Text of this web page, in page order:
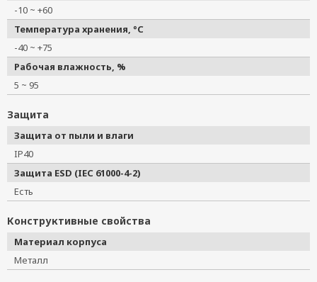
-10 ~ +60
Температура хранения, °C
-40 ~ +75
Рабочая влажность, %
5 ~ 95
Защита
Защита от пыли и влаги
IP40
Защита ESD (IEC 61000-4-2)
Есть
Конструктивные свойства
Материал корпуса
Металл